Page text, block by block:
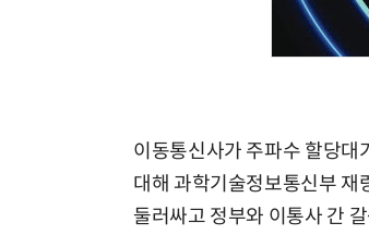
이동통신사가 주파수 할당대
대해 과학기술정보통신부 재
둘러싸고 정부와 이통사 간